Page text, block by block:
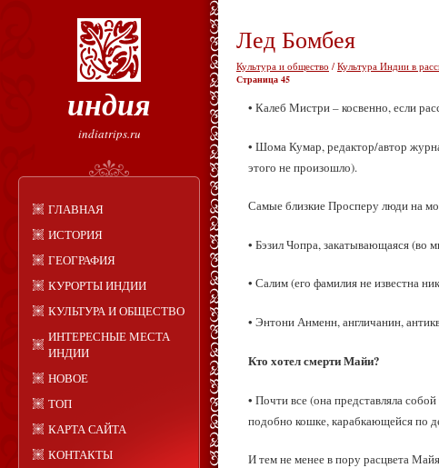
индия
indiatrips.ru
ГЛАВНАЯ
ИСТОРИЯ
ГЕОГРАФИЯ
КУРОРТЫ ИНДИИ
КУЛЬТУРА И ОБЩЕСТВО
ИНТЕРЕСНЫЕ МЕСТА
ИНДИИ
НОВОЕ
ТОП
КАРТА САЙТА
КОНТАКТЫ
Лед Бомбея
Культура и общество / Культура Индии в
Страница 45
• Калеб Мистри – косвенно, если
• Шома Кумар, редактор/автор
этого не произошло).
Самые близкие Просперу люди на
• Бэзил Чопра, закатывающаяся (во
• Салим (его фамилия не известна
• Энтони Анменн, англичанин,
Кто хотел смерти Майи?
• Почти все (она представляла
подобно кошке, карабкающейся по
И тем не менее в пору расцвета